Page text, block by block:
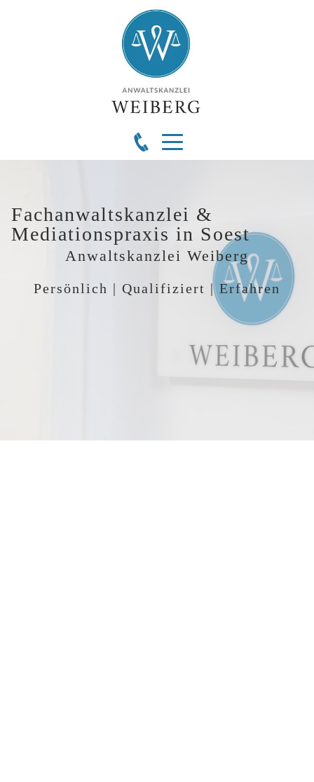
Fachanwaltskanzlei &
Mediationspraxis in Soest
Anwaltskanzlei Weiberg
Persönlich | Qualifiziert | Erfahren